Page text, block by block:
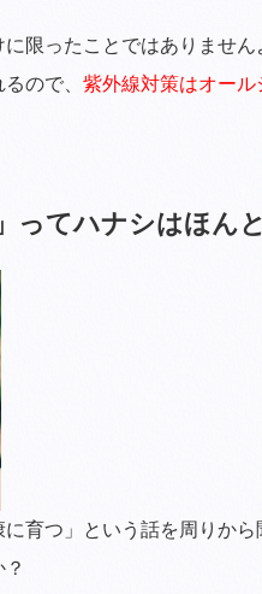
限ったことではありません
ので、 紫外線対策はオール
ってハナシはほん
育つ」という話を周りから